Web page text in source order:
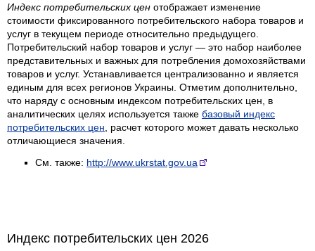
Индекс потребительских цен отображает изменение
стоимости фиксированного потребительского набора товаров и
услуг в текущем периоде относительно предыдущего.
Потребительский набор товаров и услуг — это набор наиболее
представительных и важных для потребления домохозяйствами
товаров и услуг. Устанавливается централизованно и является
единым для всех регионов Украины. Отметим дополнительно,
что наряду с основным индексом потребительских цен, в
аналитических целях используется также базовый индекс
потребительских цен , расчет которого может давать несколько
отличающиеся значения.
См. также: http://www.ukrstat.gov.ua
Индекс потребительских цен 2026